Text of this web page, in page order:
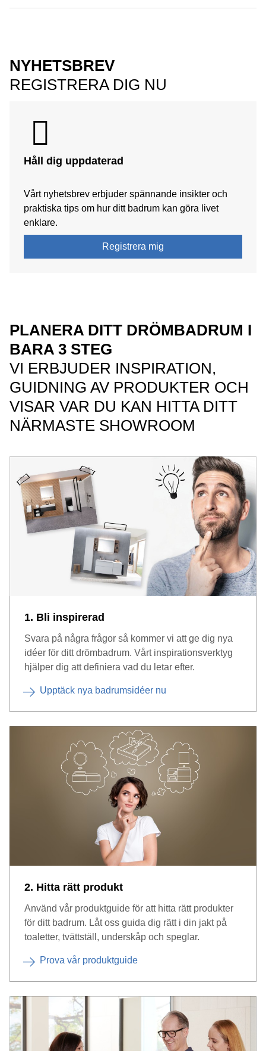
NYHETSBREV
REGISTRERA DIG NU
Håll dig uppdaterad
Vårt nyhetsbrev erbjuder spännande insikter och
praktiska tips om hur ditt badrum kan göra livet
enklare.
Registrera mig
PLANERA DITT DRÖMBADRUM I
BARA 3 STEG
VI ERBJUDER INSPIRATION,
GUIDNING AV PRODUKTER OCH
VISAR VAR DU KAN HITTA DITT
NÄRMASTE SHOWROOM
1. Bli inspirerad
Svara på några frågor så kommer vi att ge dig nya
idéer för ditt drömbadrum. Vårt inspirationsverktyg
hjälper dig att definiera vad du letar efter.
Upptäck nya badrumsidéer nu
2. Hitta rätt produkt
Använd vår produktguide för att hitta rätt produkter
för ditt badrum. Låt oss guida dig rätt i din jakt på
toaletter, tvättställ, underskåp och speglar.
Prova vår produktguide